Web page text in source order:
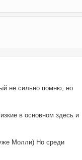
не сильно помню, но
в основном здесь и
Молли) Но среди